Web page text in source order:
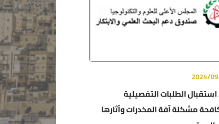
2024/
استقبال الطلبات التفصيلية
مشكلة آفة المخدرات وآثارها